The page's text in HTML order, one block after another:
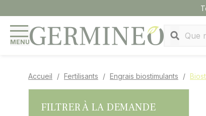
MENU
Accueil Fertilisants Engrais biostimulants
FILTRER À LA DEMANDE